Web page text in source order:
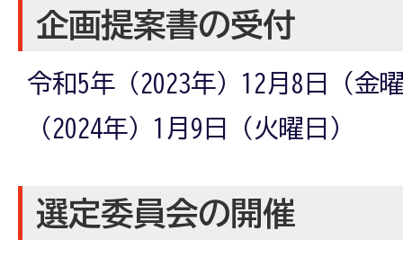
企画提案書の受付
令和5年（2023年）12月8日（金
（2024年）1月9日（火曜日）
選定委員会の開催